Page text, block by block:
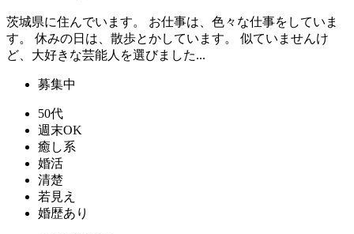
茨城県に住んでいます。 お仕事は、色々な仕事をしていま
す。 休みの日は、散歩とかしています。 似ていませんけ
ど、大好きな芸能人を選びました...
募集中
50代
週末OK
癒し系
婚活
清楚
若見え
婚歴あり